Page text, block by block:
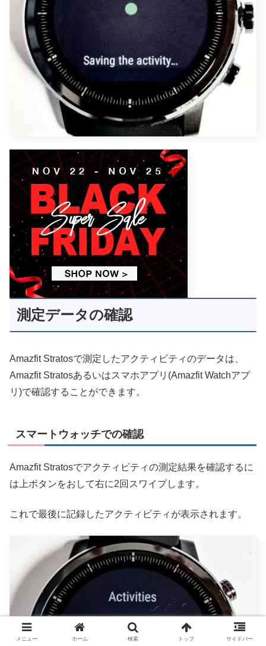
測定データの確認
Amazfit Stratosで測定したアクティビティのデータは、
Amazfit Stratosあるいはスマホアプリ(Amazfit Watchアプ
リ)で確認することができます。
スマートウォッチでの確認
Amazfit Stratosでアクティビティの測定結果を確認するに
は上ボタンをおして右に2回スワイプします。
これで最後に記録したアクティビティが表示されます。
メニュー ホーム 検索 トップ サイドバー